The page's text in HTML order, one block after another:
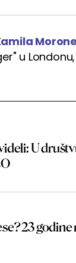
Morone
u
U
23